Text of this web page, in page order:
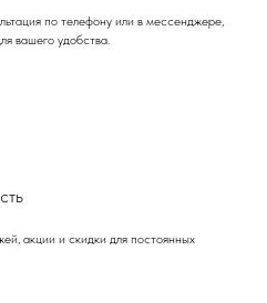
по телефону или в мессенджере,
вашего удобства.
акции и скидки для постоянных